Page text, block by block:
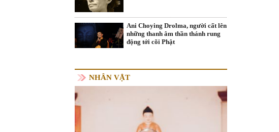
Ani Choying Drolma, người cất lên
những thanh âm thần thánh rung
động tới cõi Phật
NHÂN VẬT